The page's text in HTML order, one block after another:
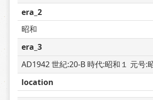
era_2
昭和
era_3
AD1942 世紀:20-B 時代:昭和１ 元号:
location